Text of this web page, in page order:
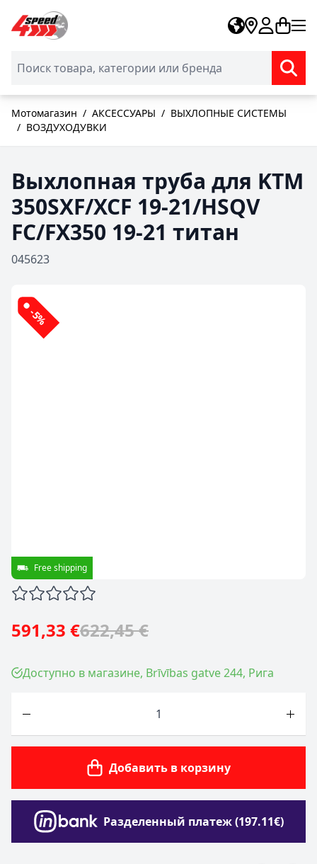
Skip to Content
Мотомагазин / АКСЕССУАРЫ / ВЫХЛОПНЫЕ СИСТЕМЫ
/ ВОЗДУХОДУВКИ
Выхлопная труба для KTM
350SXF/XCF 19-21/HSQV
FC/FX350 19-21 титан
045623
-5%
Free shipping
591,33 €622,45 €
Доступно в магазине, Brīvības gatve 244, Рига
Добавить в корзину
Разделенный платеж (197.11€)